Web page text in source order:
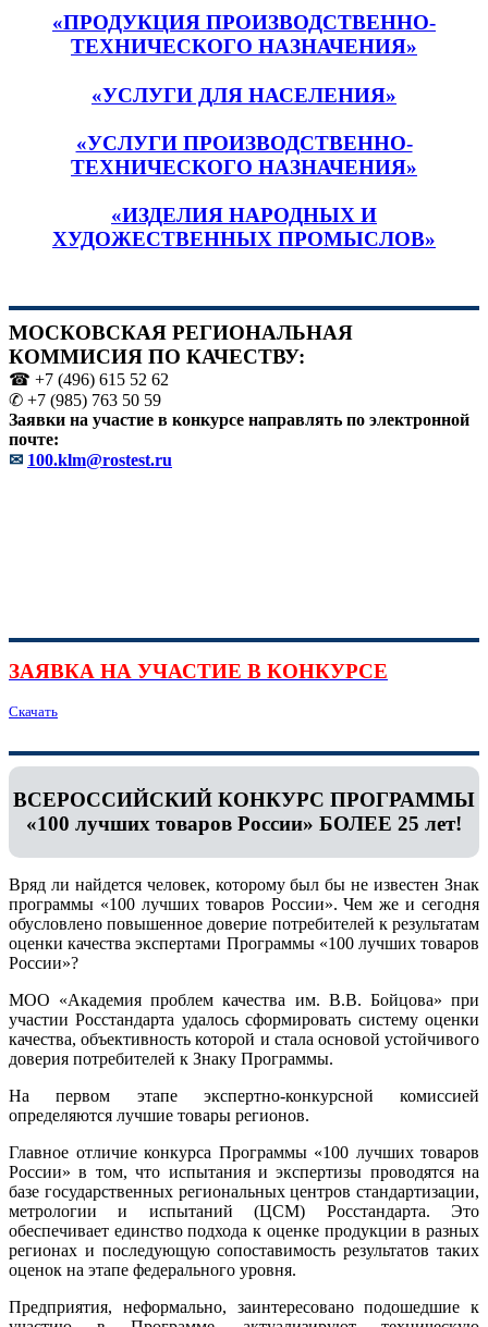
«ПРОДУКЦИЯ ПРОИЗВОДСТВЕННО-
ТЕХНИЧЕСКОГО НАЗНАЧЕНИЯ»
«УСЛУГИ ДЛЯ НАСЕЛЕНИЯ»
«УСЛУГИ ПРОИЗВОДСТВЕННО-
ТЕХНИЧЕСКОГО НАЗНАЧЕНИЯ»
«ИЗДЕЛИЯ НАРОДНЫХ И
ХУДОЖЕСТВЕННЫХ ПРОМЫСЛОВ»
МОСКОВСКАЯ РЕГИОНАЛЬНАЯ
КОММИСИЯ ПО КАЧЕСТВУ:
☎ +7 (496) 615 52 62
✆ +7 (985) 763 50 59
Заявки на участие в конкурсе направлять по электронной
почте:
✉ 100.klm@rostest.ru
ЗАЯВКА НА УЧАСТИЕ В КОНКУРСЕ
Скачать
ВСЕРОССИЙСКИЙ КОНКУРС ПРОГРАММЫ
«100 лучших товаров России» БОЛЕЕ 25 лет!
Вряд ли найдется человек, которому был бы не известен Знак
программы «100 лучших товаров России». Чем же и сегодня
обусловлено повышенное доверие потребителей к результатам
оценки качества экспертами Программы «100 лучших товаров
России»?
МОО «Академия проблем качества им. В.В. Бойцова» при
участии Росстандарта удалось сформировать систему оценки
качества, объективность которой и стала основой устойчивого
доверия потребителей к Знаку Программы.
На первом этапе экспертно-конкурсной комиссией
определяются лучшие товары регионов.
Главное отличие конкурса Программы «100 лучших товаров
России» в том, что испытания и экспертизы проводятся на
базе государственных региональных центров стандартизации,
метрологии и испытаний (ЦCM) Росстандарта. Это
обеспечивает единство подхода к оценке продукции в разных
регионах и последующую сопоставимость результатов таких
оценок на этапе федерального уровня.
Предприятия, неформально, заинтересовано подошедшие к